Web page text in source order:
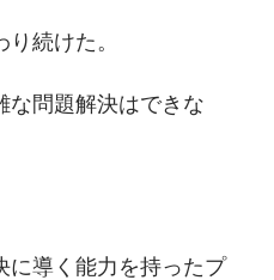
続けた。
な問題解決はできな
に導く能力を持ったプ